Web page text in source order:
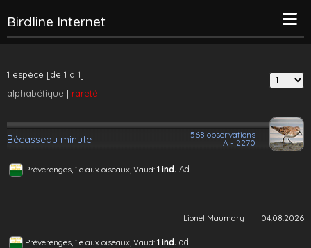
Birdline Internet
1 espèce [de 1 à 1]
alphabétique | rareté
Bécasseau minute
568 observations
A - 2270
Préverenges, île aux oiseaux, Vaud: 1 ind. Ad.
Lionel Maumary 04.08.2026
Préverenges, île aux oiseaux, Vaud: 1 ind. ad.